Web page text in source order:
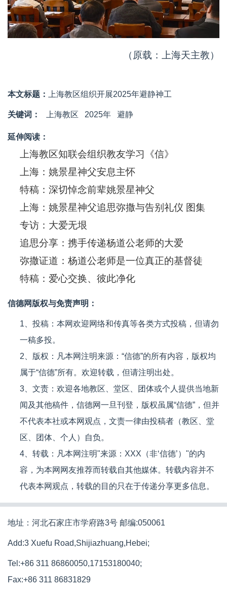
（原载：上海天主教）
本文标题： 上海教区组织开展2025年避静神工
关键词： 上海教区 2025年 避静
延伸阅读：
上海教区知联会组织教友学习《信》
上海：姚景星神父安息主怀
特稿：深切悼念前辈姚景星神父
上海：姚景星神父追思弥撒与告别礼仪 图集
专访：大爱无垠
追思分享：携手传递杨道公老师的大爱
弥撒证道：杨道公老师是一位真正的基督徒
特稿：爱心交换、彼此净化
信德网版权与免责声明：
1、投稿：本网欢迎网络和传真等各类方式投稿，但请勿
一稿多投。
2、版权：凡本网注明来源：“信德”的所有内容，版权均
属于“信德”所有。欢迎转载，但请注明出处。
3、文责：欢迎各地教区、堂区、团体或个人提供当地新
闻及其他稿件，信德网一旦刊登，版权虽属“信德”，但并
不代表本社或本网观点，文责一律由投稿者（教区、堂
区、团体、个人）自负。
4、转载：凡本网注明"来源：XXX（非‘信德’）"的内
容，为本网网友推荐而转载自其他媒体。转载内容并不
代表本网观点，转载的目的只在于传递分享更多信息。
地址：河北石家庄市学府路3号 邮编:050061
Add:3 Xuefu Road,Shijiazhuang,Hebei;
Tel:+86 311 86860050,17153180040;
Fax:+86 311 86831829